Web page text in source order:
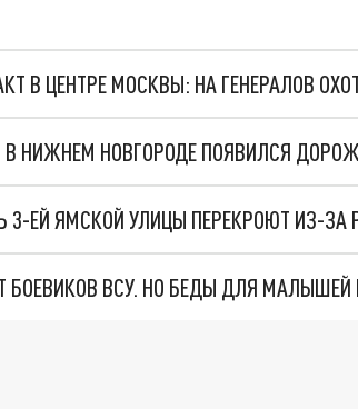
В ЦЕНТРЕ МОСКВЫ: НА ГЕНЕРАЛОВ
3-ЕЙ ЯМСКОЙ УЛИЦЫ ПЕРЕКРОЮТ ИЗ-ЗА
ВСУ. НО БЕДЫ ДЛЯ МАЛЫШЕЙ